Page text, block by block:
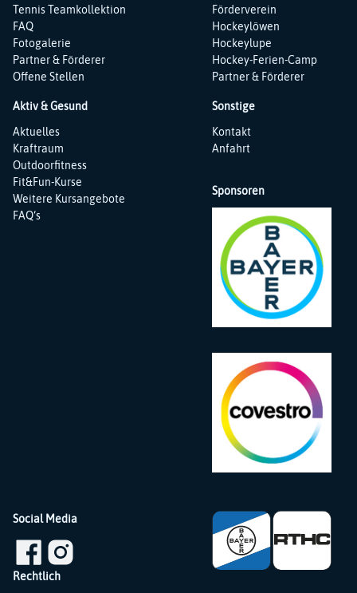
Tennis Teamkollektion
FAQ
Fotogalerie
Partner & Förderer
Offene Stellen
Förderverein
Hockeylöwen
Hockeylupe
Hockey-Ferien-Camp
Partner & Förderer
Aktiv & Gesund
Navigation
überspringen
Aktuelles
Kraftraum
Outdoorfitness
Fit&Fun-Kurse
Weitere Kursangebote
FAQ‘s
Sonstige
Navigation
überspringen
Kontakt
Anfahrt
Sponsoren
Social Media
Rechtlich